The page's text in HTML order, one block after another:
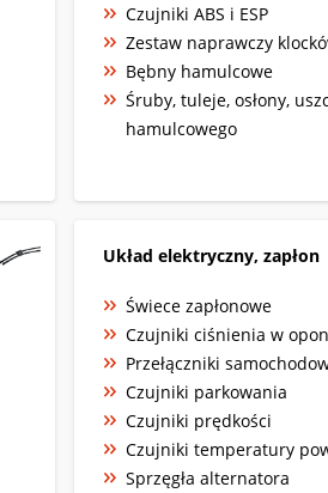
Czujniki ABS i ESP
Zestaw naprawczy
Bębny hamulcowe
Śruby, tuleje, osłony,
hamulcowego
Układ elektryczny, zapłon
Świece zapłonowe
Czujniki ciśnienia w
Przełączniki
Czujniki parkowania
Czujniki prędkości
Czujniki temperatury
Sprzęgła alternatora